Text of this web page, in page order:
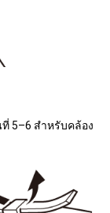
5–6 สำหรับคล้อง